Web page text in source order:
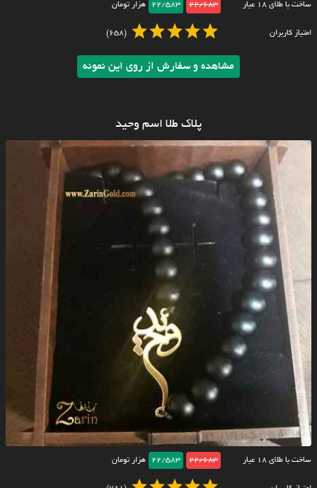
ساخت با طلای ۱۸ عیار 22/683
22/583 هزار تومان
امتیاز کاربران (658)
مشاهده و سفارش از روی این نمونه
پلاک طلا اسم وحید
ساخت با طلای ۱۸ عیار 22/683
22/583 هزار تومان